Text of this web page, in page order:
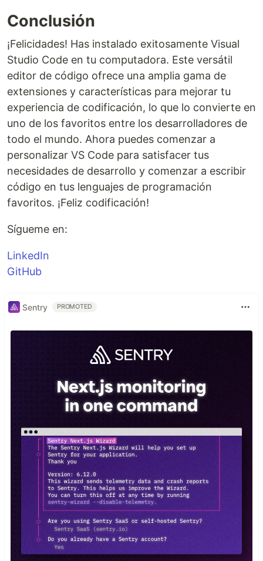
Conclusión
¡Felicidades! Has instalado exitosamente Visual
Studio Code en tu computadora. Este versátil
editor de código ofrece una amplia gama de
extensiones y características para mejorar tu
experiencia de codificación, lo que lo convierte en
uno de los favoritos entre los desarrolladores de
todo el mundo. Ahora puedes comenzar a
personalizar VS Code para satisfacer tus
necesidades de desarrollo y comenzar a escribir
código en tus lenguajes de programación
favoritos. ¡Feliz codificación!
Sígueme en:
LinkedIn
GitHub
Sentry PROMOTED